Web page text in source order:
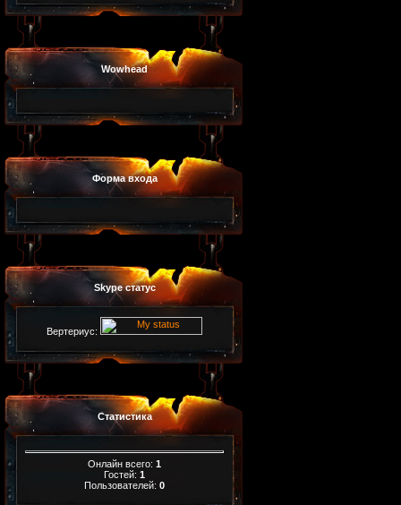
Wowhead
Форма входа
Skype статус
Вертериус:
Статистика
Онлайн всего: 1
Гостей: 1
Пользователей: 0